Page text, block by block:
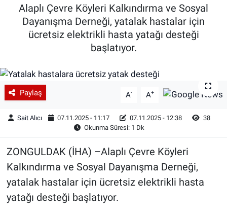
Alaplı Çevre Köyleri Kalkındırma ve Sosyal
Dayanışma Derneği, yatalak hastalar için
ücretsiz elektrikli hasta yatağı desteği
başlatıyor.
Paylaş A- A+
Sait Alıcı 07.11.2025 - 11:17 07.11.2025 - 12:38
38
Okunma Süresi: 1 Dk
ZONGULDAK (İHA) –Alaplı Çevre Köyleri
Kalkındırma ve Sosyal Dayanışma Derneği,
yatalak hastalar için ücretsiz elektrikli hasta
yatağı desteği başlatıyor.